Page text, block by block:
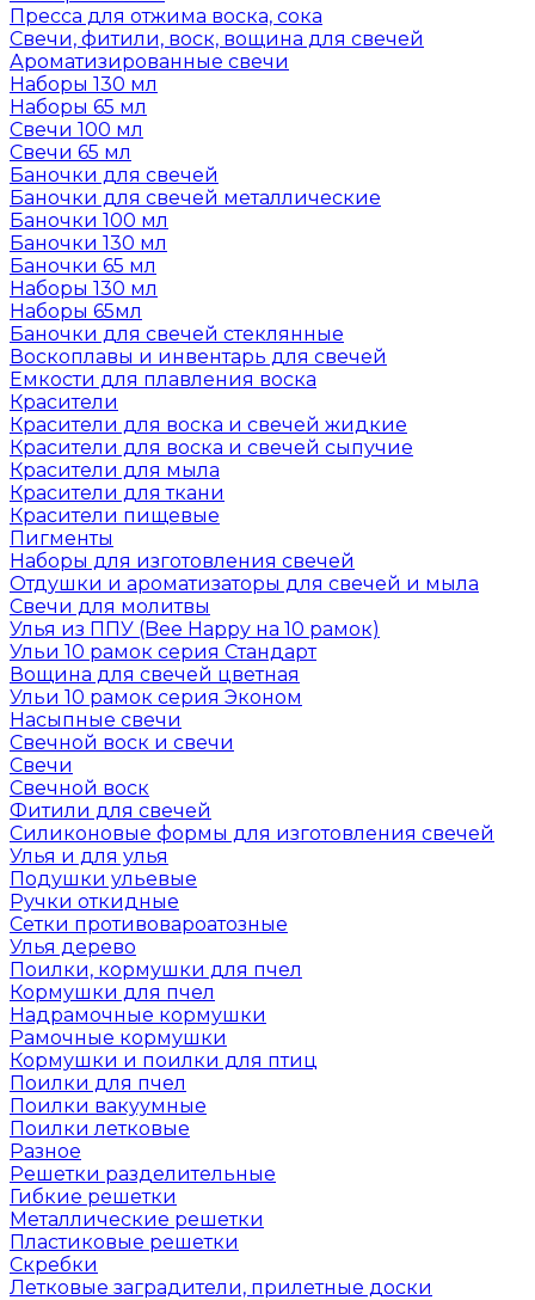
Пресса для отжима воска, сока
Свечи, фитили, воск, вощина для свечей
Ароматизированные свечи
Наборы 130 мл
Наборы 65 мл
Свечи 100 мл
Свечи 65 мл
Баночки для свечей
Баночки для свечей металлические
Баночки 100 мл
Баночки 130 мл
Баночки 65 мл
Наборы 130 мл
Наборы 65мл
Баночки для свечей стеклянные
Воскоплавы и инвентарь для свечей
Емкости для плавления воска
Красители
Красители для воска и свечей жидкие
Красители для воска и свечей сыпучие
Красители для мыла
Красители для ткани
Красители пищевые
Пигменты
Наборы для изготовления свечей
Отдушки и ароматизаторы для свечей и мыла
Свечи для молитвы
Улья из ППУ (Bee Happy на 10 рамок)
Ульи 10 рамок серия Стандарт
Вощина для свечей цветная
Ульи 10 рамок серия Эконом
Насыпные свечи
Свечной воск и свечи
Свечи
Свечной воск
Фитили для свечей
Силиконовые формы для изготовления свечей
Улья и для улья
Подушки ульевые
Ручки откидные
Сетки противовароатозные
Улья дерево
Поилки, кормушки для пчел
Кормушки для пчел
Надрамочные кормушки
Рамочные кормушки
Кормушки и поилки для птиц
Поилки для пчел
Поилки вакуумные
Поилки летковые
Разное
Решетки разделительные
Гибкие решетки
Металлические решетки
Пластиковые решетки
Скребки
Летковые заградители, прилетные доски